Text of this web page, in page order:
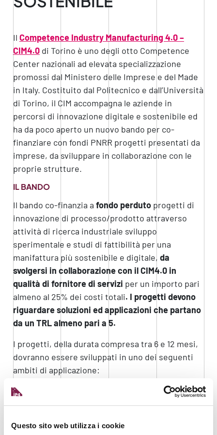
Questo sito web utilizza i cookie
Il Competence Industry Manufacturing 4.0 –
CIM4.0 di Torino è uno degli otto Competence
Center nazionali ad elevata specializzazione
promossi dal Ministero delle Imprese e del Made
in Italy. Costituito dal Politecnico e dall’Università
di Torino, il CIM accompagna le aziende in
percorsi di innovazione digitale e sostenibile ed
ha da poco aperto un nuovo bando per co-
finanziare con fondi PNRR progetti presentati da
imprese, da sviluppare in collaborazione con le
proprie strutture.
IL BANDO
Il bando co-finanzia a fondo perdutoprogetti di
innovazione di processo/prodotto attraverso
attività di ricerca industriale sviluppo
sperimentale e studi di fattibilità per una
manifattura più sostenibile e digitale, da
svolgersi in collaborazione con il CIM4.0 in
qualità di fornitore di servizi per un importo pari
almeno al 25% dei costi totali. I progetti devono
riguardare soluzioni ed applicazioni che partano
da un TRL almeno pari a 5.
I progetti, della durata compresa tra 6 e 12 mesi,
dovranno essere sviluppati in uno dei seguenti
ambiti di applicazione:
Industry 4.0;
Manifattura sostenibile per l’automotive;
Manifattura sostenibile per l’aerospace.